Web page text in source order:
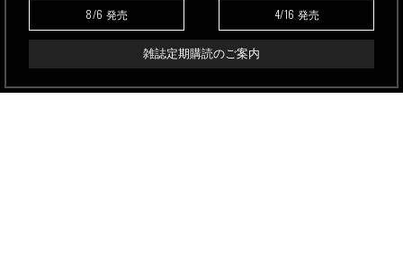
8/6 発売 4/16 発売
雑誌定期購読のご案内